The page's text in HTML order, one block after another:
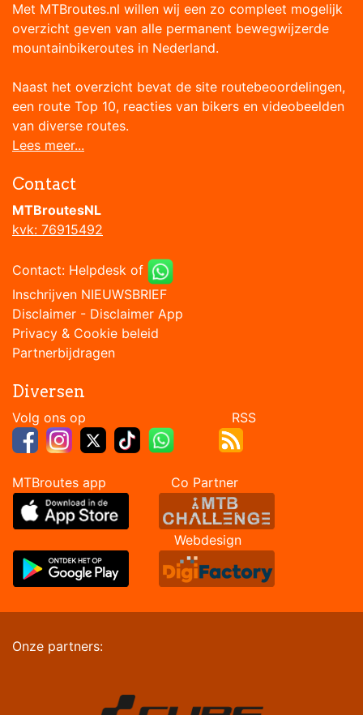
Met MTBroutes.nl willen wij een zo compleet mogelijk
overzicht geven van alle permanent bewegwijzerde
mountainbikeroutes in Nederland.
Naast het overzicht bevat de site routebeoordelingen,
een route Top 10, reacties van bikers en videobeelden
van diverse routes.
Lees meer...
Contact
MTBroutesNL
kvk: 76915492
Contact: Helpdesk of
Inschrijven NIEUWSBRIEF
Disclaimer - Disclaimer App
Privacy & Cookie beleid
Partnerbijdragen
Diversen
Volg ons op RSS
MTBroutes app Co Partner
Webdesign
Onze partners: